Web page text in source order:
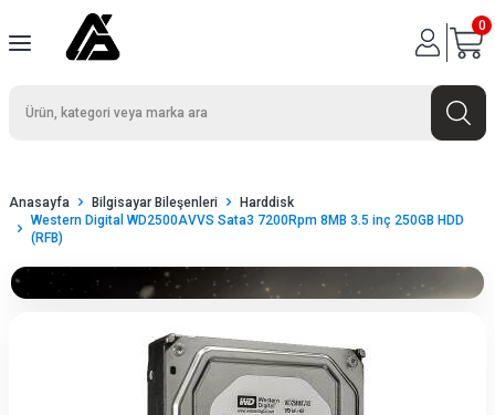
0
Anasayfa Bilgisayar Bileşenleri
Harddisk
Western Digital WD2500AVVS Sata3 7200Rpm 8MB 3.5 inç 250GB HDD
(RFB)